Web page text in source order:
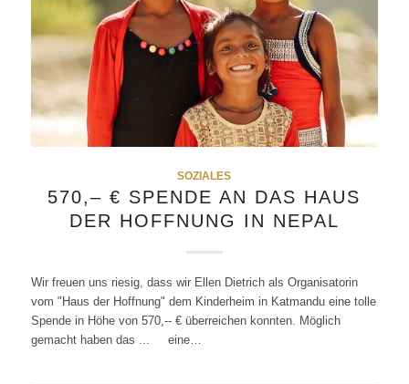
SOZIALES
570,– € SPENDE AN DAS HAUS
DER HOFFNUNG IN NEPAL
Wir freuen uns riesig, dass wir Ellen Dietrich als Organisatorin
vom "Haus der Hoffnung" dem Kinderheim in Katmandu eine tolle
Spende in Höhe von 570,-- € überreichen konnten. Möglich
gemacht haben das ... eine…